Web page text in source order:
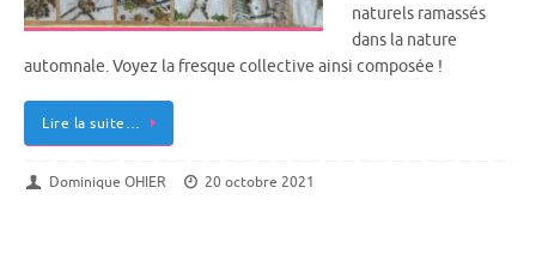
naturels ramassés
dans la nature
automnale. Voyez la fresque collective ainsi composée !
Lire la suite…
Dominique OHIER 20 octobre 2021